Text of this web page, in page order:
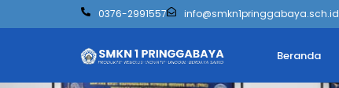
0376-2991557 info@smkn1pringgabaya.sch.id
Beranda